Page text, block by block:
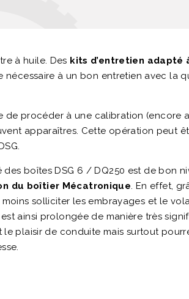
à huile. Des kits d’entretien adapté
nécessaire à un bon entretien avec la
procéder à une calibration (encore
apparaîtres. Cette opération peut
boîtes DSG 6 / DQ250 est de bon
du boîtier Mécatronique. En effet,
solliciter les embrayages et le
ainsi prolongée de manière très
le plaisir de conduite mais surtout